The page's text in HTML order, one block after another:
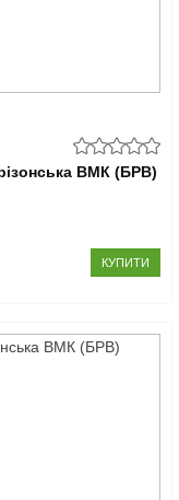
ВМК (БРВ)
КУПИТИ